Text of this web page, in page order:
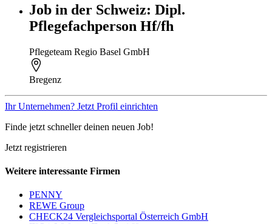
Job in der Schweiz: Dipl.
Pflegefachperson Hf/fh
Pflegeteam Regio Basel GmbH
Bregenz
Ihr Unternehmen? Jetzt Profil einrichten
Finde jetzt schneller deinen neuen Job!
Jetzt registrieren
Weitere interessante Firmen
PENNY
REWE Group
CHECK24 Vergleichsportal Österreich GmbH